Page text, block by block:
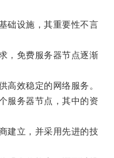
设施，其重要性不言
免费服务器节点逐渐
效稳定的网络服务。
务器节点，其中的资
立，并采用先进的技